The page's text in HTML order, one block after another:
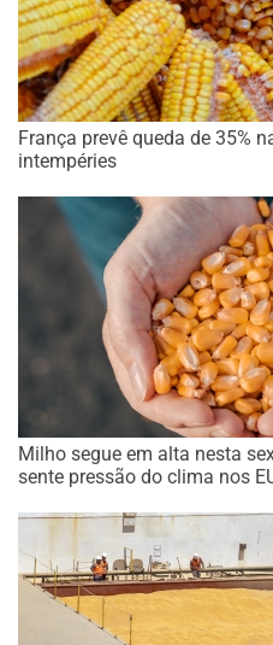
França prevê queda de 35%
intempéries
Milho segue em alta nesta
sente pressão do clima nos